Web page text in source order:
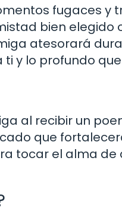
fugaces y
bien elegido
atesorará
y lo profundo
al recibir un
que
tocar el alma de